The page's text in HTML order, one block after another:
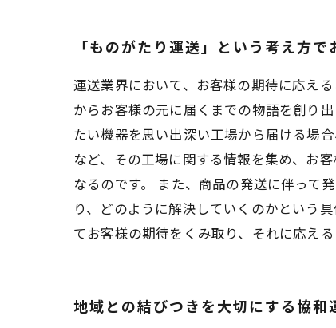
「ものがたり運送」という考え方
運送業界において、お客様の期待に応え
からお客様の元に届くまでの物語を創り
たい機器を思い出深い工場から届ける場
など、その工場に関する情報を集め、お
なるのです。 また、商品の発送に伴って
り、どのように解決していくのかという
てお客様の期待をくみ取り、それに応え
地域との結びつきを大切にする協和